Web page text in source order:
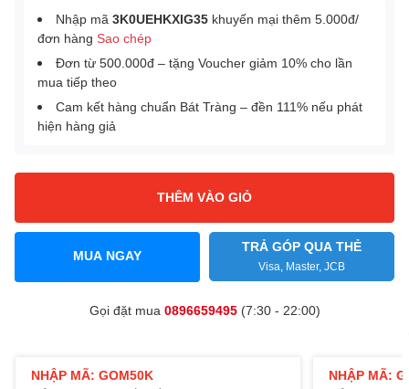
Nhập mã 3K0UEHKXIG35 khuyến mại thêm 5.000đ/
đơn hàng Sao chép
Đơn từ 500.000đ – tặng Voucher giảm 10% cho lần
mua tiếp theo
Cam kết hàng chuẩn Bát Tràng – đền 111% nếu phát
hiện hàng giả
THÊM VÀO GIỎ
MUA NGAY
TRẢ GÓP QUA THẺ
Visa, Master, JCB
Gọi đặt mua 0896659495(7:30 - 22:00)
NHẬP MÃ: GOM50K NHẬP MÃ: